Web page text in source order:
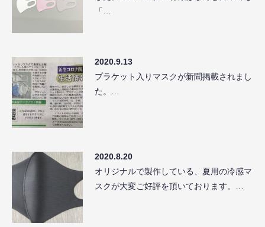
「…
2020.9.13
プラケット入りマスクが新聞掲載されまし
た。…
2020.8.20
オリジナルで製作している、夏用の冷感マ
スクが大変ご好評を頂いております。…